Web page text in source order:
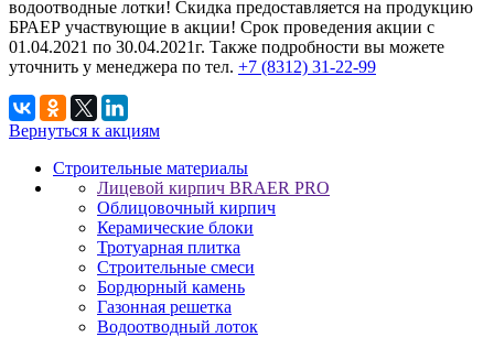
водоотводные лотки! Скидка предоставляется на продукцию
БРАЕР участвующие в акции! Срок проведения акции с
01.04.2021 по 30.04.2021г. Также подробности вы можете
уточнить у менеджера по тел. +7 (8312) 31-22-99
Вернуться к акциям
Строительные материалы
Лицевой кирпич BRAER PRO
Облицовочный кирпич
Керамические блоки
Тротуарная плитка
Строительные смеси
Бордюрный камень
Газонная решетка
Водоотводный лоток